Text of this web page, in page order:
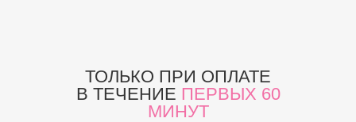
ТОЛЬКО ПРИ ОПЛАТЕ
В ТЕЧЕНИЕ ПЕРВЫХ 60
МИНУТ